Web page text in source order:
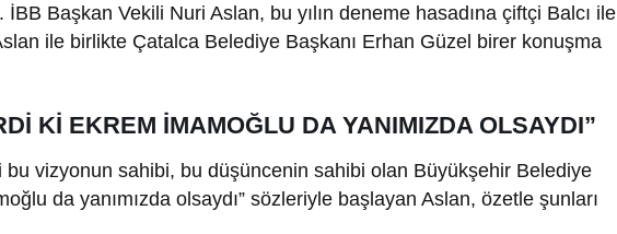
Başkan Vekili Nuri Aslan, bu yılın deneme hasadına çiftçi Balcı ile
ile birlikte Çatalca Belediye Başkanı Erhan Güzel birer konuşma
Kİ EKREM İMAMOĞLU DA YANIMIZDA OLSAYDI”
bu vizyonun sahibi, bu düşüncenin sahibi olan Büyükşehir Belediye
da yanımızda olsaydı” sözleriyle başlayan Aslan, özetle şunları